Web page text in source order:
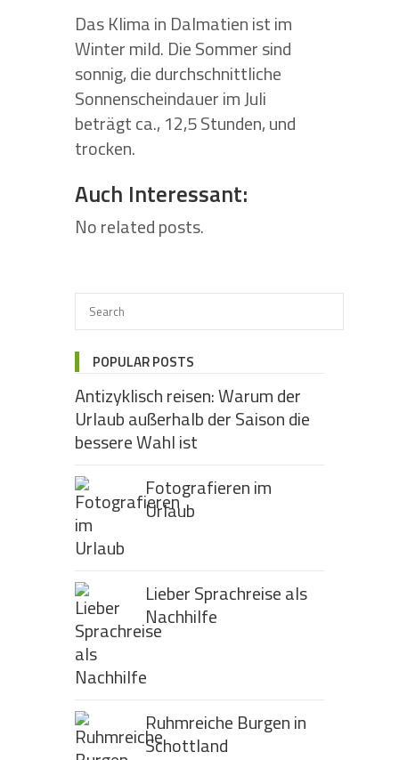
Das Klima in Dalmatien ist im
Winter mild. Die Sommer sind
sonnig, die durchschnittliche
Sonnenscheindauer im Juli
beträgt ca., 12,5 Stunden, und
trocken.
Auch Interessant:
No related posts.
POPULAR POSTS
Antizyklisch reisen: Warum der
Urlaub außerhalb der Saison die
bessere Wahl ist
Fotografieren im
Urlaub
Lieber Sprachreise als
Nachhilfe
Ruhmreiche Burgen in
Schottland